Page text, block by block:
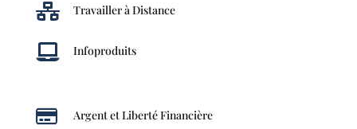
 Travailler à Distance
 Infoproduits
 Argent et Liberté Financière